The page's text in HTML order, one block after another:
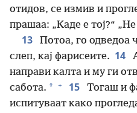
отидов, се измив и
прашаа: „Каде е тој?“
13
Потоа, го одведоа
слеп, кај фарисеите. 14
направи калта и му ги
сабота. * + 15
Тогаш и
испитуваат како